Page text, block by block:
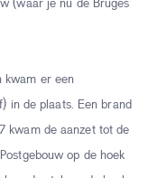
(waar je nu de Bruges
kwam er een
in de plaats. Een brand
kwam de aanzet tot de
op de hoek